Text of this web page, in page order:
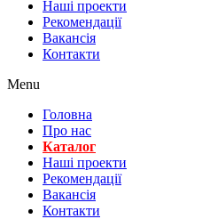
Нашi проекти
Рекомендації
Вакансiя
Контакти
Menu
Головна
Про нас
Каталог
Нашi проекти
Рекомендації
Вакансiя
Контакти